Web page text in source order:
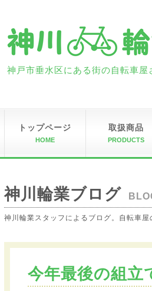
神戸市垂水区にある街の自転車屋
トップページ
HOME
取扱商品
PRODUCTS
神川輪業ブログ
神川輪業スタッフによるブログ。自転車屋
今年最後の組立